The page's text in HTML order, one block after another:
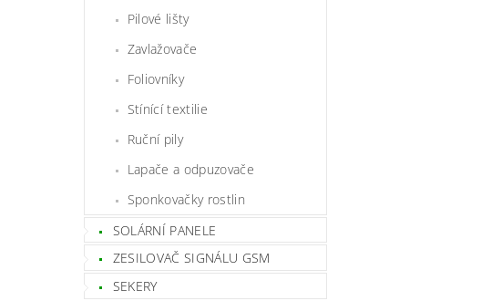
Pilové lišty
Zavlažovače
Foliovníky
Stínící textilie
Ruční pily
Lapače a odpuzovače
Sponkovačky rostlin
SOLÁRNÍ PANELE
ZESILOVAČ SIGNÁLU GSM
SEKERY